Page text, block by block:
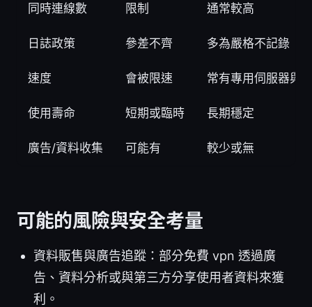
同時連線數 限制 通常較高
日誌政策 參差不齊 多為嚴格不記錄
速度 會被限速 常有專用伺服器與
使用壽命 短期或臨時 長期穩定
廣告/資料收集 可能有 較少或無
可能的風險與安全考量
資料販售與廣告追蹤：部分免費 vpn 透過廣
告、資料分析或與第三方分享使用者資料來獲
利。